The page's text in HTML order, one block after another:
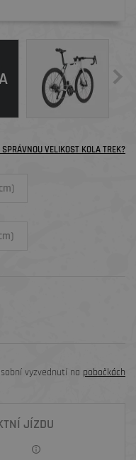
VELIKOST KOLA TREK?
vyzvednutí na pobočkách
JÍZDU